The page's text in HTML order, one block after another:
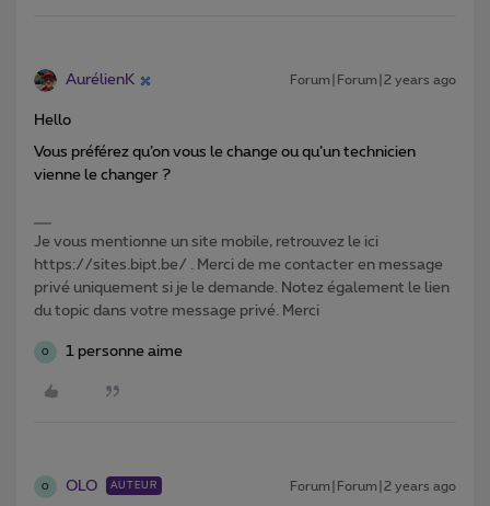
AurélienK Forum|Forum|2 years ago
Hello
Vous préférez qu’on vous le change ou qu’un technicien
vienne le changer ?
Je vous mentionne un site mobile, retrouvez le ici
https://sites.bipt.be/ . Merci de me contacter en message
privé uniquement si je le demande. Notez également le lien
du topic dans votre message privé. Merci
O 1 personne aime
O OLO AUTEUR Forum|Forum|2 years ago